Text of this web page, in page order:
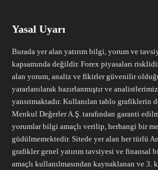
Yasal Uyarı
Burada yer alan yatırım bilgi, yorum ve
kapsamında değildir. Forex piyasaları
alan yorum, analiz ve fikirler güvenilir
yararlanılarak hazırlanmıştır ve
yansıtmaktadır. Kullanılan tablo grafiklerin
Menkul Değerler A.Ş. tarafından garanti
yorumlar bilgi amaçlı verilip, herhangi bir
güdülmemektedir. Sitede yer alan her türlü
grafikler genel yatırım tavsiyesi ve
amaçlı kullanılmasından kaynaklanan ve 3.